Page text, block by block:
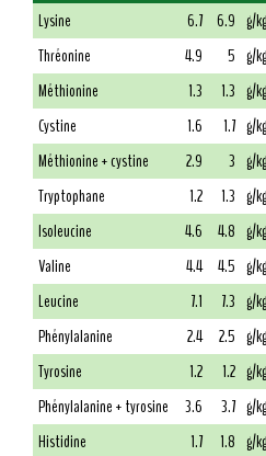
Lysine
6.7 6.9 g/kg
Thréonine
4.9 5 g/kg
Méthionine
1.3 1.3 g/kg
Cystine
1.6 1.7 g/kg
Méthionine + cystine
2.9 3 g/kg
Tryptophane
1.2 1.3 g/kg
Isoleucine
4.6 4.8 g/kg
Valine
4.4 4.5 g/kg
Leucine
7.1 7.3 g/kg
Phénylalanine
2.4 2.5 g/kg
Tyrosine
1.2 1.2 g/kg
Phénylalanine + tyrosine
3.6 3.7 g/kg
Histidine
1.7 1.8 g/kg